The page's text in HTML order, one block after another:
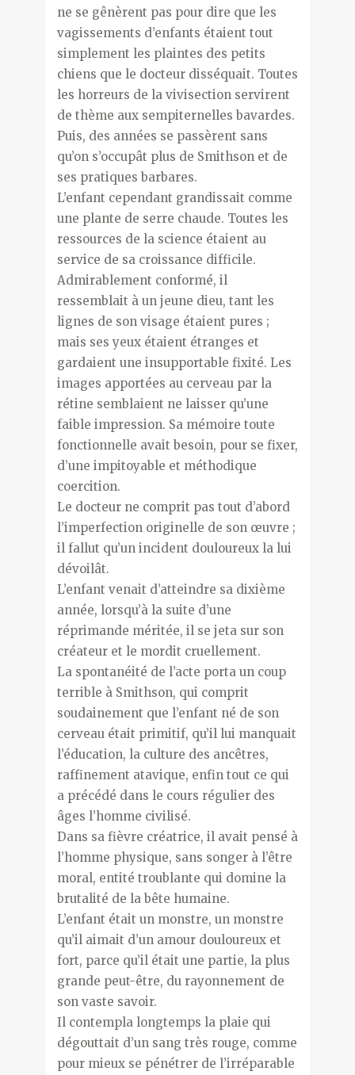
ne se gênèrent pas pour dire que les
vagissements d’enfants étaient tout
simplement les plaintes des petits
chiens que le docteur disséquait. Toutes
les horreurs de la vivisection servirent
de thème aux sempiternelles bavardes.
Puis, des années se passèrent sans
qu’on s’occupât plus de Smithson et de
ses pratiques barbares.
L’enfant cependant grandissait comme
une plante de serre chaude. Toutes les
ressources de la science étaient au
service de sa croissance difficile.
Admirablement conformé, il
ressemblait à un jeune dieu, tant les
lignes de son visage étaient pures ;
mais ses yeux étaient étranges et
gardaient une insupportable fixité. Les
images apportées au cerveau par la
rétine semblaient ne laisser qu’une
faible impression. Sa mémoire toute
fonctionnelle avait besoin, pour se fixer,
d’une impitoyable et méthodique
coercition.
Le docteur ne comprit pas tout d’abord
l’imperfection originelle de son œuvre ;
il fallut qu’un incident douloureux la lui
dévoilât.
L’enfant venait d’atteindre sa dixième
année, lorsqu’à la suite d’une
réprimande méritée, il se jeta sur son
créateur et le mordit cruellement.
La spontanéité de l’acte porta un coup
terrible à Smithson, qui comprit
soudainement que l’enfant né de son
cerveau était primitif, qu’il lui manquait
l’éducation, la culture des ancêtres,
raffinement atavique, enfin tout ce qui
a précédé dans le cours régulier des
âges l’homme civilisé.
Dans sa fièvre créatrice, il avait pensé à
l’homme physique, sans songer à l’être
moral, entité troublante qui domine la
brutalité de la bête humaine.
L’enfant était un monstre, un monstre
qu’il aimait d’un amour douloureux et
fort, parce qu’il était une partie, la plus
grande peut-être, du rayonnement de
son vaste savoir.
Il contempla longtemps la plaie qui
dégouttait d’un sang très rouge, comme
pour mieux se pénétrer de l’irréparable